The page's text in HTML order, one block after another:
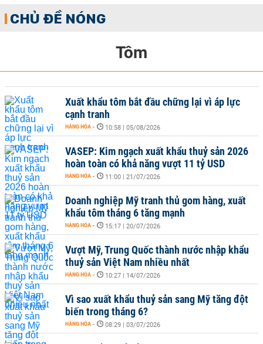
CHỦ ĐỀ NÓNG
Tôm
Xuất khẩu tôm bắt đầu chững lại vì áp lực
cạnh tranh
HÀNG HÓA - 10:58 | 05/08/2026
VASEP: Kim ngạch xuất khẩu thuỷ sản 2026
hoàn toàn có khả năng vượt 11 tỷ USD
HÀNG HÓA - 11:00 | 21/07/2026
Doanh nghiệp Mỹ tranh thủ gom hàng, xuất
khẩu tôm tháng 6 tăng mạnh
HÀNG HÓA - 15:17 | 20/07/2026
Vượt Mỹ, Trung Quốc thành nước nhập khẩu
thuỷ sản Việt Nam nhiều nhất
HÀNG HÓA - 10:27 | 14/07/2026
Vì sao xuất khẩu thuỷ sản sang Mỹ tăng đột
biến trong tháng 6?
HÀNG HÓA - 08:29 | 03/07/2026